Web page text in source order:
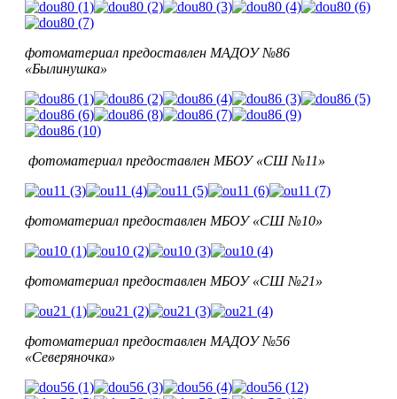
фотоматериал предоставлен МАДОУ №86
«Былинушка»
фотоматериал предоставлен МБОУ«СШ №11»
фотоматериал предоставлен МБОУ«СШ №10»
фотоматериал предоставлен МБОУ«СШ №21»
фотоматериал предоставлен МАДОУ №56
«Северяночка»